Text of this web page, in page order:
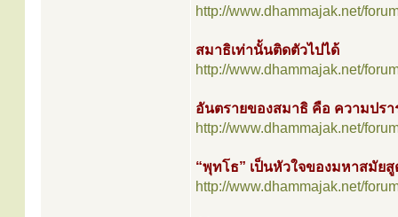
http://www.dhammajak.net/
สมาธิเท่านั้นติดตัวไปได้
http://www.dhammajak.net/
อันตรายของสมาธิ คือ ความปรา
http://www.dhammajak.net/
“พุทโธ” เป็นหัวใจของมหาสมัยสู
http://www.dhammajak.net/